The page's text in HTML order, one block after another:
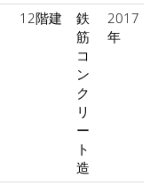
12階建
鉄
筋
コ
ン
ク
リ
ー
ト
造
2017
年